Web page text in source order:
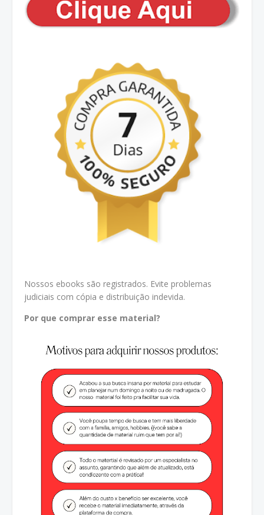
Nossos ebooks são registrados. Evite problemas
judiciais com cópia e distribuição indevida.
Por que comprar esse material?